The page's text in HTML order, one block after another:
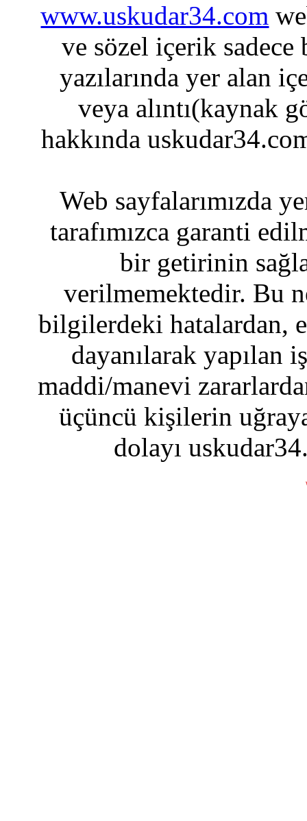
www.uskudar34.com
ve sözel içerik sadece
yazılarında yer alan
veya alıntı(kaynak
hakkında
Web sayfalarımızda
tarafımızca garanti
bir getirinin
verilmemektedir. Bu
bilgilerdeki hatalardan,
dayanılarak yapılan
maddi/manevi
üçüncü kişilerin
dolayı